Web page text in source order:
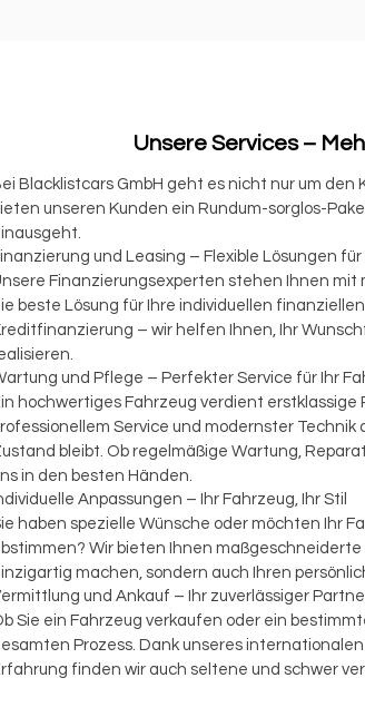
Unsere Services –
Blacklistcars GmbH geht es nicht nur um den
unseren Kunden ein Rundum-sorglos-
und Leasing – Flexible Lösungen
Finanzierungsexperten stehen Ihnen
beste Lösung für Ihre individuellen
– wir helfen Ihnen, Ihr
und Pflege – Perfekter Service für Ihr
hochwertiges Fahrzeug verdient
Service und modernster Technik
bleibt. Ob regelmäßige Wartung,
in den besten Händen.
Anpassungen – Ihr Fahrzeug, Ihr Stil
haben spezielle Wünsche oder möchten Ihr
Wir bieten Ihnen
machen, sondern auch Ihren
und Ankauf – Ihr zuverlässiger
Sie ein Fahrzeug verkaufen oder ein
Prozess. Dank unseres
finden wir auch seltene und schwer